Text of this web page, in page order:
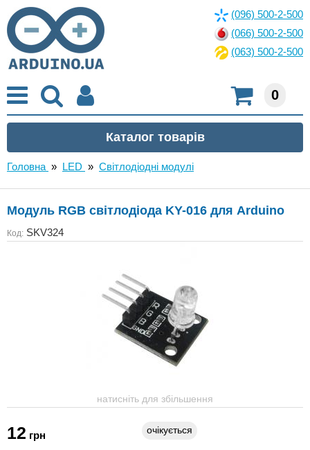
(096) 500-2-500
(066) 500-2-500
(063) 500-2-500
0
Головна » LED » Світлодіодні модулі
Модуль RGB світлодіода KY-016 для Arduino
Код: SKV324
натисніть для збільшення
12 грн очікується